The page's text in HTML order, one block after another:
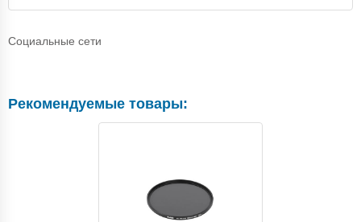
Социальные сети
Рекомендуемые товары: